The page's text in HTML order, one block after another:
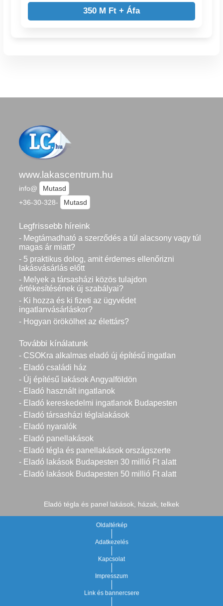
350 M Ft + Áfa
www.lakascentrum.hu
info@
Mutasd
+36-30-328-
Mutasd
Legfrissebb híreink
- Megtámadható a szerződés a túl alacsony vagy túl
magas ár miatt?
- 5 praktikus dolog, amit érdemes ellenőrizni
lakásvásárlás előtt
- Melyek a társasházi közös tulajdon
értékesítésének új szabályai?
- Ki hozza és ki fizeti az ügyvédet
ingatlanvásárláskor?
- Hogyan örökölhet az élettárs?
További kínálatunk
- CSOKra alkalmas eladó új építésű ingatlan
- Eladó családi ház
- Új építésű lakások Angyalföldön
- Eladó használt ingatlanok
- Eladó kereskedelmi ingatlanok Budapesten
- Eladó társasházi téglalakások
- Eladó nyaralók
- Eladó panellakások
- Eladó tégla és panellakások országszerte
- Eladó lakások Budapesten 30 millió Ft alatt
- Eladó lakások Budapesten 50 millió Ft alatt
Eladó tégla és panel lakások, házak, telkek
Oldaltérkép
Adatkezelés
Kapcsolat
Impresszum
Link és bannercsere